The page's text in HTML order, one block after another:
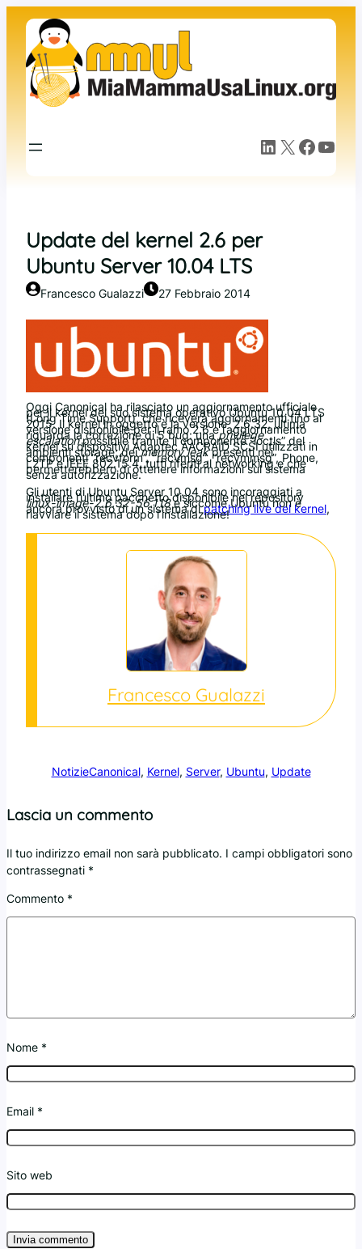
contenuto
LinkedIn X Facebook YouTube
Update del kernel 2.6 per
Ubuntu Server 10.04 LTS
Francesco Gualazzi 27 Febbraio 2014
Oggi Canonical ha rilasciato un aggiornamento ufficiale
per il kernel del suo sistema operativo Ubuntu 10.04 LTS
(Long Time Support), che riceverà aggiornamenti fino al
2015. Il kernel in oggetto è la versione 2.6.32, ultima
versione disponibile per il ramo 2.6 e l’aggiornamento
riguarda la correzione di 5 bug: unaprivilege
escalationpossibile tramite il componente “ioctls” del
kernel su dispositivi Adaptec AACRAID SCSI utilizzati in
ambienti storage; deimemory leakpresenti nei
componenti “recvform”, “recvmsg”, “recvmmsg”, Phone,
L2TP e IEEE 802.15.4, tutti riferiti al networking e che
permetterebbero di ottenere informazioni sul sistema
senza autorizzazione.
Gli utenti di Ubuntu Server 10.04 sono incoraggiati a
installare l’ultimo pacchetto disponibile nel repository
linux-image-2.6.32-56.118e siccome Ubuntu non è
ancora provvisto di un sistema dipatching live del kernel,
riavviare il sistema dopo l’installazione!
Francesco Gualazzi
NotizieCanonical, Kernel, Server, Ubuntu, Update
Lascia un commento
Il tuo indirizzo email non sarà pubblicato. I campi obbligatori sono
contrassegnati *
Commento *
Nome *
Email *
Sito web